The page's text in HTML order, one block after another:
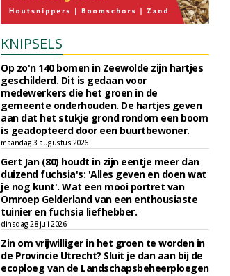
KNIPSELS
Op zo'n 140 bomen in Zeewolde zijn hartjes
geschilderd. Dit is gedaan voor
medewerkers die het groen in de
gemeente onderhouden. De hartjes geven
aan dat het stukje grond rondom een boom
is geadopteerd door een buurtbewoner.
maandag 3 augustus 2026
Gert Jan (80) houdt in zijn eentje meer dan
duizend fuchsia's: 'Alles geven en doen wat
je nog kunt'. Wat een mooi portret van
Omroep Gelderland van een enthousiaste
tuinier en fuchsia liefhebber.
dinsdag 28 juli 2026
Zin om vrijwilliger in het groen te worden in
de Provincie Utrecht? Sluit je dan aan bij de
ecoploeg van de Landschapsbeheerploegen